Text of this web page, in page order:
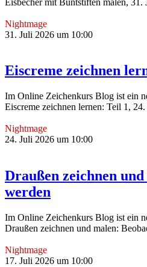
Nightmage
31. Juli 2026 um 10:00
Eiscreme zeichnen
Im Online Zeichenkurs Blog ist ein
Eiscreme zeichnen lernen: Teil 1,
Nightmage
24. Juli 2026 um 10:00
Draußen zeichnen
werden
Im Online Zeichenkurs Blog ist ein
Draußen zeichnen und malen:
Nightmage
17. Juli 2026 um 10:00